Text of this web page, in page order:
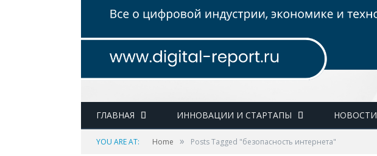
ГЛАВНАЯ ИННОВАЦИИ И СТАРТАПЫ НОВОСТИ
YOU ARE AT: Home » Posts Tagged "безопасность интернета"